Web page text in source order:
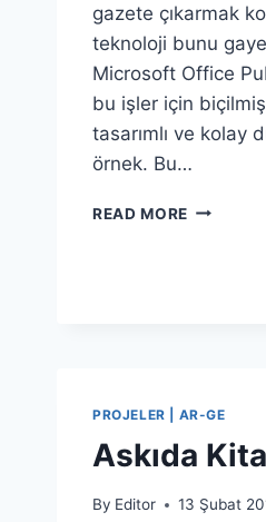
gazete çıkarmak
teknoloji bunu
Microsoft Office
bu işler için
tasarımlı ve kolay
örnek. Bu…
READ MORE OKUL
PROJELER | AR-GE
Askıda
By Editor 13 Şubat